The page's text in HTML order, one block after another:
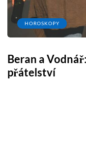
HOROSKOPY
Beran a
přátelství